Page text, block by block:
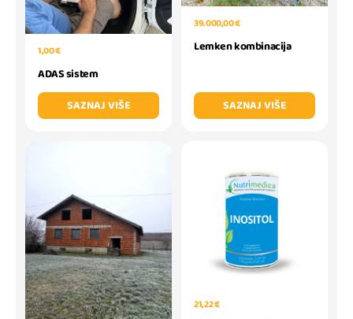
1,00 €
ADAS sistem
SAZNAJ VIŠE
39.000,00 €
Lemken kombinacija
SAZNAJ VIŠE
21,22 €